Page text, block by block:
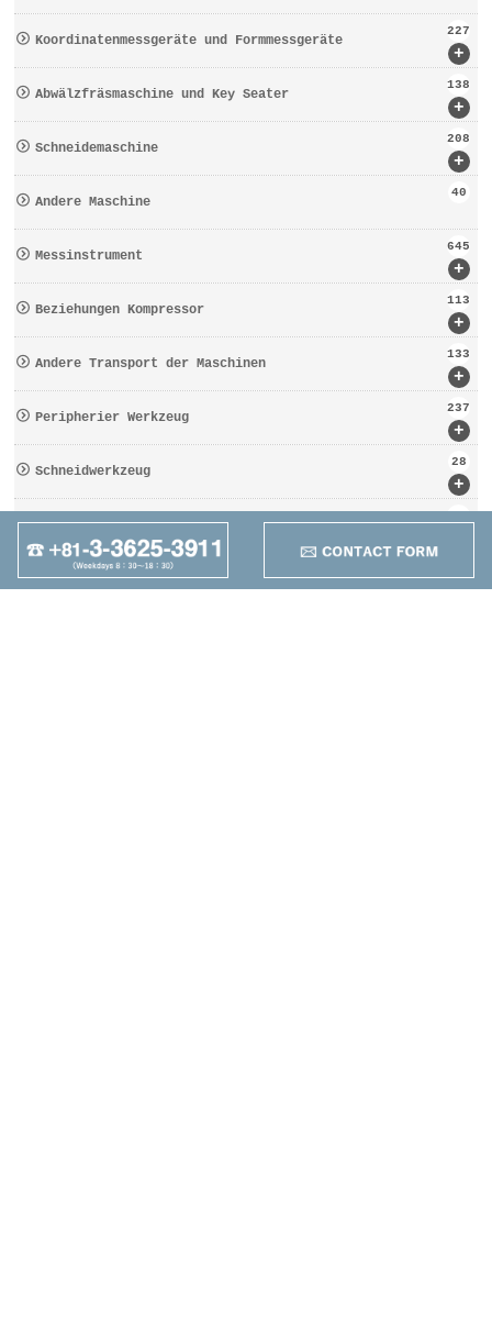
+
Koordinatenmessgeräte und Formmessgeräte
227
+
Abwälzfräsmaschine und Key Seater
138
+
Schneidemaschine
208
Andere Maschine
40
+
Messinstrument
645
+
Beziehungen Kompressor
113
+
Andere Transport der Maschinen
133
+
Peripherier Werkzeug
237
+
Schneidwerkzeug
28
Werkzeugbezogen
162
+
Anders